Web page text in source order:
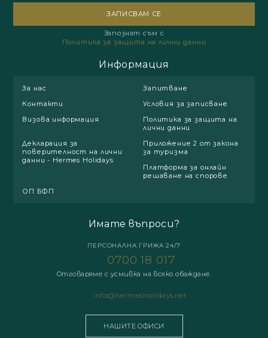
Запознат съм с
Политика за защита на лични данни
Информация
За нас
Запитване
Контакти
Условия за записване
Визова информация
Политика за защита на
лични данни
Декларация за
поверителност на лични
данни - Hermes Holidays
Приложение 2 от закона
за туризма
Платформа за онлайн
решаване на спорове
ОП БФП
Имате въпроси?
ПЕРСОНАЛНА ГРИЖА 24/7
0700 18 017
Отговаряме с усмивка на всяко обаждане.
info@hermesholidays.net
НАШИТЕ ОФИСИ